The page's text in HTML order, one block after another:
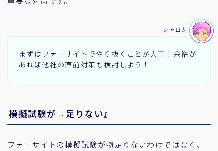
まずはフォーサイトでやり抜くことが大事！余裕が
あれば他社の直前対策も検討しよう！
シャロ太
模擬試験が『足りない』
フォーサイトの模擬試験が物足りないわけではなく、